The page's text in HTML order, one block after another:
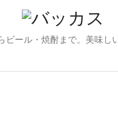
ビール・焼酎まで。美味し